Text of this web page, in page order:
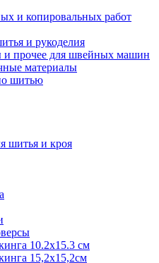
и копировальных работ
и рукоделия
и прочее для швейных машин
материалы
шитью
шитья и кроя
10.2х15.3 см
15,2х15,2см